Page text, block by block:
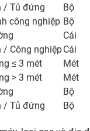
/ Tủ đứng
Bộ
công nghiệp Bộ
Cái
/ Công nghiệpCái
≤ 3 mét Mét
> 3 mét
Mét
Bộ
/ Tủ đứng
Bộ